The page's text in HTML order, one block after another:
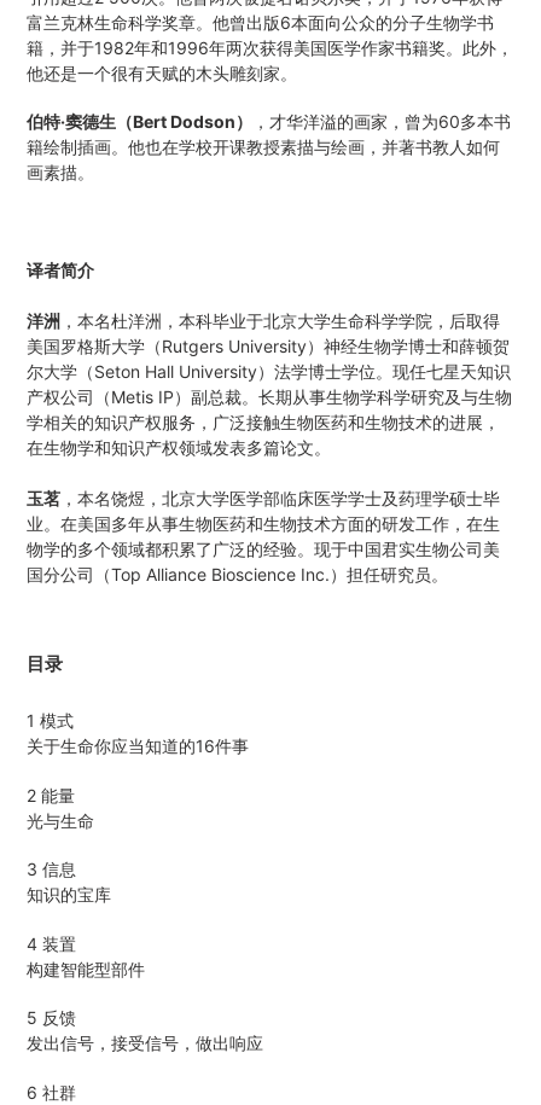
富兰克林生命科学奖章。他曾出版6本面向公众的分子生物学书
籍，并于1982年和1996年两次获得美国医学作家书籍奖。此外，
他还是一个很有天赋的木头雕刻家。
伯特·窦德生（Bert Dodson）
，才华洋溢的画家，曾为60多本书
籍绘制插画。他也在学校开课教授素描与绘画，并著书教人如何
画素描。
译者简介
洋洲 ，本名杜洋洲，本科毕业于北京大学生命科学学院，后取得
美国罗格斯大学（Rutgers University）神经生物学博士和薛顿贺
尔大学（Seton Hall University）法学博士学位。现任七星天知识
产权公司（Metis IP）副总裁。长期从事生物学科学研究及与生物
学相关的知识产权服务，广泛接触生物医药和生物技术的进展，
在生物学和知识产权领域发表多篇论文。
玉茗 ，本名饶煜，北京大学医学部临床医学学士及药理学硕士毕
业。在美国多年从事生物医药和生物技术方面的研发工作，在生
物学的多个领域都积累了广泛的经验。现于中国君实生物公司美
国分公司（Top Alliance Bioscience Inc.）担任研究员。
目录
1 模式
关于生命你应当知道的16件事
2 能量
光与生命
3 信息
知识的宝库
4 装置
构建智能型部件
5 反馈
发出信号，接受信号，做出响应
6 社群